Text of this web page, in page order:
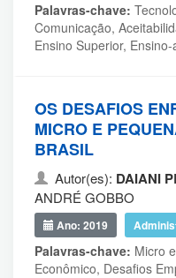
Palavras-chave:
Comunicação,
Ensino Superior,
OS DESAFIOS
MICRO E
BRASIL
Autor(es): DAIANI
ANDRÉ GOBBO
Ano: 2019
Palavras-chave: Micro
Econômico, Desafios